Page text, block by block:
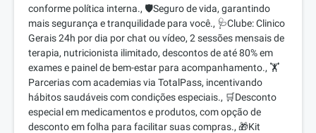
conforme política interna., 🛡️Seguro de vida, garantindo
mais segurança e tranquilidade para você., 🩺Clube: Clinico
Gerais 24h por dia por chat ou vídeo, 2 sessões mensais de
terapia, nutricionista ilimitado, descontos de até 80% em
exames e painel de bem-estar para acompanhamento., 🏋️
Parcerias com academias via TotalPass, incentivando
hábitos saudáveis com condições especiais., 🛒Desconto
especial em medicamentos e produtos, com opção de
desconto em folha para facilitar suas compras., 🎁Kit